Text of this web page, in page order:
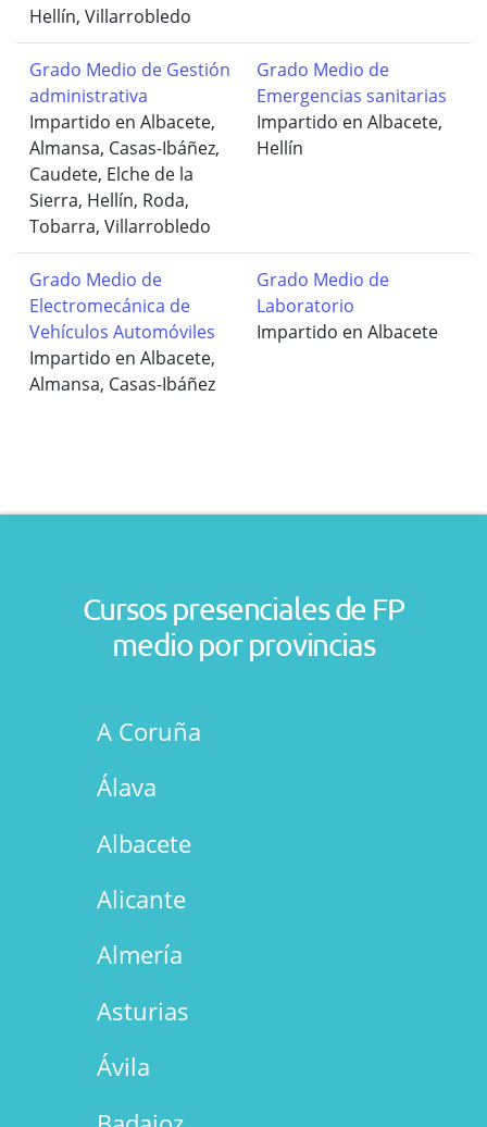
Hellín, Villarrobledo
Grado Medio de Gestión
administrativa
Impartido en Albacete,
Almansa, Casas-Ibáñez,
Caudete, Elche de la
Sierra, Hellín, Roda,
Tobarra, Villarrobledo
Grado Medio de
Emergencias sanitarias
Impartido en Albacete,
Hellín
Grado Medio de
Electromecánica de
Vehículos Automóviles
Impartido en Albacete,
Almansa, Casas-Ibáñez
Grado Medio de
Laboratorio
Impartido en Albacete
Cursos presenciales de FP
medio por provincias
A Coruña
Álava
Albacete
Alicante
Almería
Asturias
Ávila